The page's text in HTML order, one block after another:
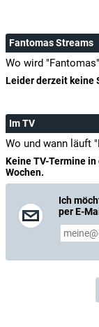
Fantomas Streams
Wo wird
Leider derzeit keine
Im TV
Wo und wann läuft
Keine TV-Termine
Wochen.
Ich
per E-